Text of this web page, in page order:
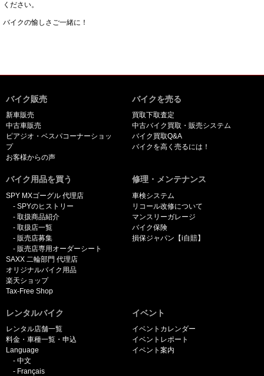
ください。
バイクの愉しさご一緒に！
バイク販売
新車販売
中古車販売
ピアジオ・ベスパコーナーショッ
プ
お客様からの声
バイクを売る
買取下取査定
中古バイク買取・販売システム
バイク買取Q&A
バイクを高く売るには！
バイク用品を買う
SPY MXゴーグル 代理店
SPYのヒストリー
取扱商品紹介
取扱店一覧
販売店募集
販売店専用オーダーシート
SAXX 二輪部門 代理店
オリジナルバイク用品
楽天ショップ
Tax-Free Shop
修理・メンテナンス
車検システム
リコール改修について
マンスリーガレージ
バイク保険
損保ジャパン【i自賠】
レンタルバイク
レンタル店舗一覧
料金・車種一覧・申込
Language
中文
Français
イベント
イベントカレンダー
イベントレポート
イベント案内